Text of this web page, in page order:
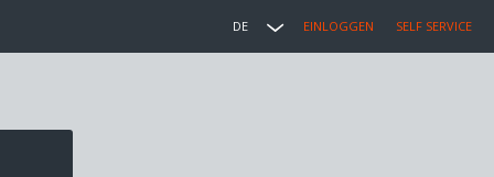
DE EINLOGGEN SELF SERVICE